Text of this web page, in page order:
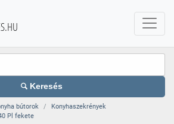
Keresés
bútorok
Konyhaszekrények
Pl fekete